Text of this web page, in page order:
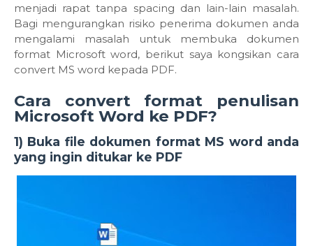
menjadi rapat tanpa spacing dan lain-lain masalah.
Bagi mengurangkan risiko penerima dokumen anda
mengalami masalah untuk membuka dokumen
format Microsoft word, berikut saya kongsikan cara
convert MS word kepada PDF.
Cara convert format penulisan
Microsoft Word ke PDF?
1) Buka file dokumen format MS word anda
yang ingin ditukar ke PDF